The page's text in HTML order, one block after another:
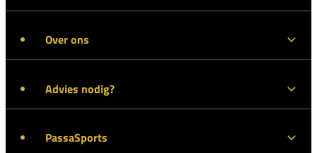
Over ons
Advies nodig?
PassaSports